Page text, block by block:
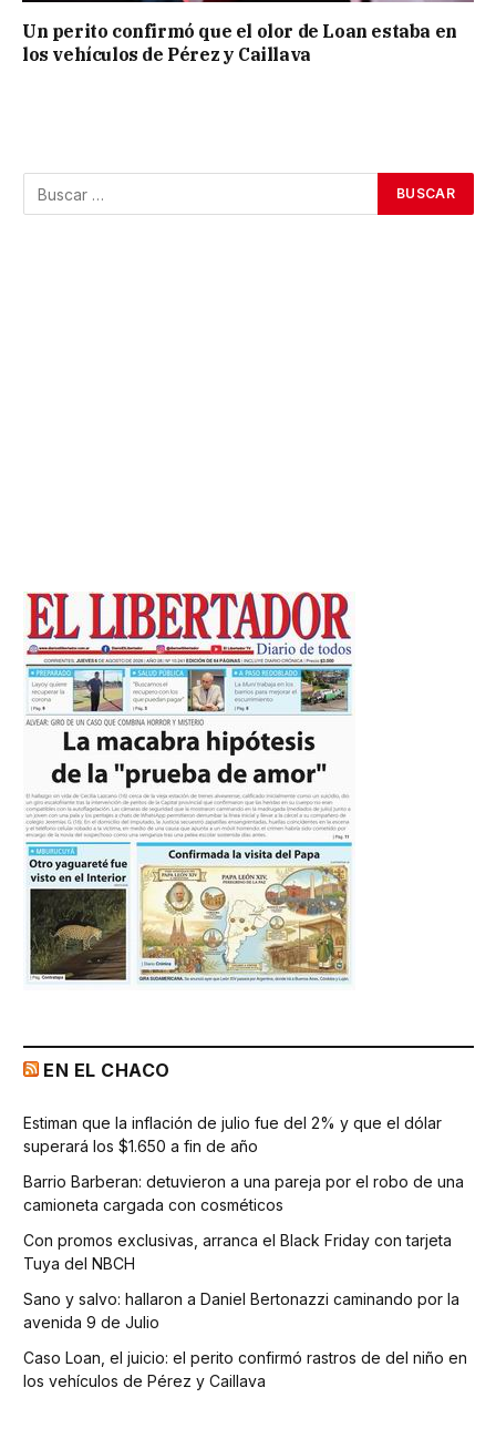
Un perito confirmó que el olor de Loan estaba en
los vehículos de Pérez y Caillava
EN EL CHACO
Estiman que la inflación de julio fue del 2% y que el dólar
superará los $1.650 a fin de año
Barrio Barberan: detuvieron a una pareja por el robo de una
camioneta cargada con cosméticos
Con promos exclusivas, arranca el Black Friday con tarjeta
Tuya del NBCH
Sano y salvo: hallaron a Daniel Bertonazzi caminando por la
avenida 9 de Julio
Caso Loan, el juicio: el perito confirmó rastros de del niño en
los vehículos de Pérez y Caillava